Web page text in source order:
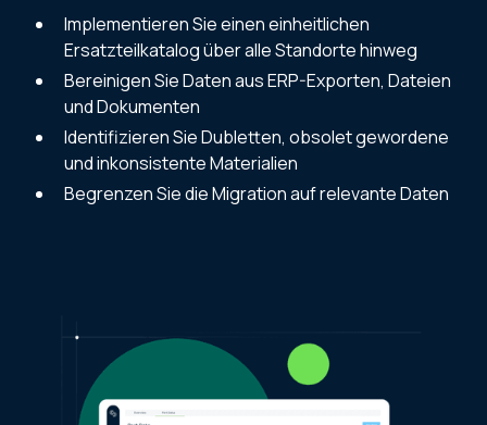
Implementieren Sie einen einheitlichen
Ersatzteilkatalog über alle Standorte hinweg
Bereinigen Sie Daten aus ERP-Exporten, Dateien
und Dokumenten
Identifizieren Sie Dubletten, obsolet gewordene
und inkonsistente Materialien
Begrenzen Sie die Migration auf relevante Daten